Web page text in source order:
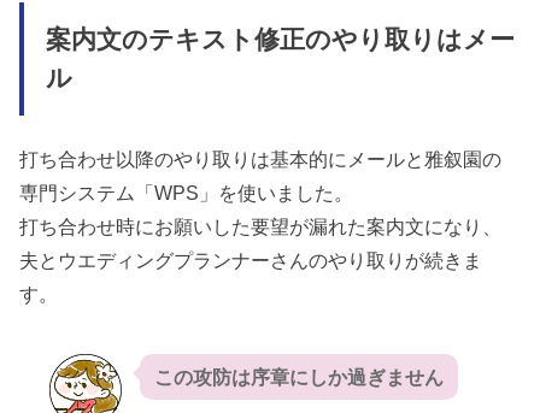
案内文のテキスト修正のやり取りはメー
ル
打ち合わせ以降のやり取りは基本的にメールと雅叙園の
専門システム「WPS」を使いました。
打ち合わせ時にお願いした要望が漏れた案内文になり、
夫とウエディングプランナーさんのやり取りが続きま
す。
この攻防は序章にしか過ぎません